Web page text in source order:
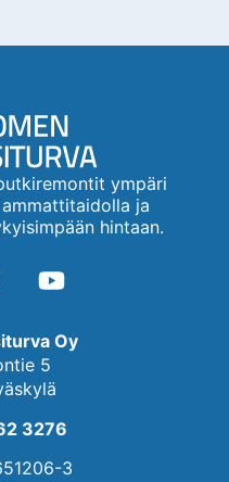
ympäri
ja
hintaan.
Oy
5
3276
3